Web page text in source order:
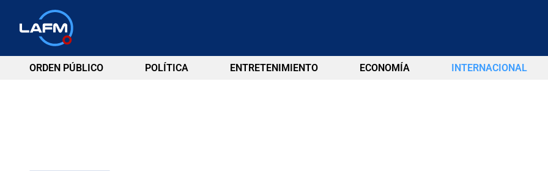
ORDEN PÚBLICO POLÍTICA ENTRETENIMIENTO ECONOMÍA INTERNACIONAL